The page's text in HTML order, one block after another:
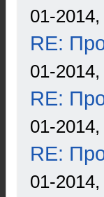
01-2014,
RE:
01-
RE:
01-
RE:
01-